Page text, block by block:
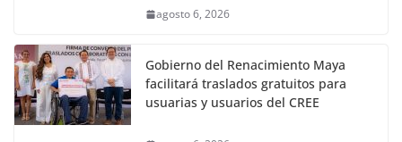
agosto 6, 2026
Gobierno del Renacimiento Maya
facilitará traslados gratuitos para
usuarias y usuarios del CREE